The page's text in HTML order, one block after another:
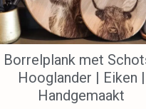
Borrelplank met
Hooglander | Eiken |
Handgemaakt